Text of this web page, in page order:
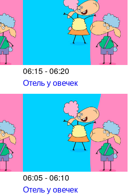
06:15 - 06:20
Отель у овечек
06:05 - 06:10
Отель у овечек